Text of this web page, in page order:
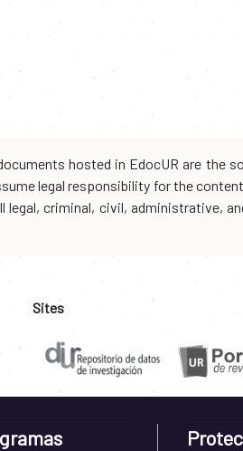
hosted in EdocUR are
legal responsibility for the
criminal, civil, administrative,
Sites